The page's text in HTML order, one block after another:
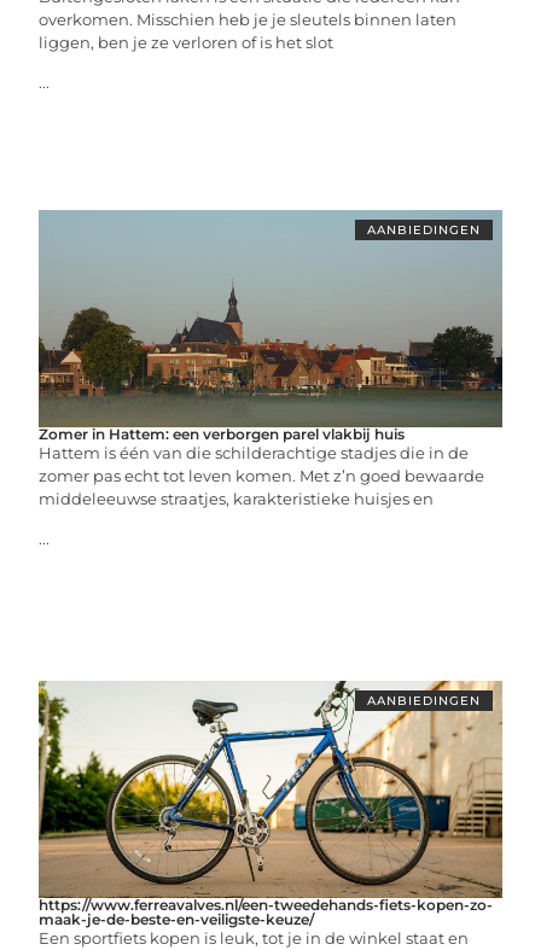
overkomen. Misschien heb je je sleutels binnen laten
liggen, ben je ze verloren of is het slot
...
AANBIEDINGEN
Zomer in Hattem: een verborgen parel vlakbij huis
Hattem is één van die schilderachtige stadjes die in de
zomer pas echt tot leven komen. Met z’n goed bewaarde
middeleeuwse straatjes, karakteristieke huisjes en
...
AANBIEDINGEN
https://www.ferreavalves.nl/een-tweedehands-fiets-kopen-zo-
maak-je-de-beste-en-veiligste-keuze/
Een sportfiets kopen is leuk, tot je in de winkel staat en